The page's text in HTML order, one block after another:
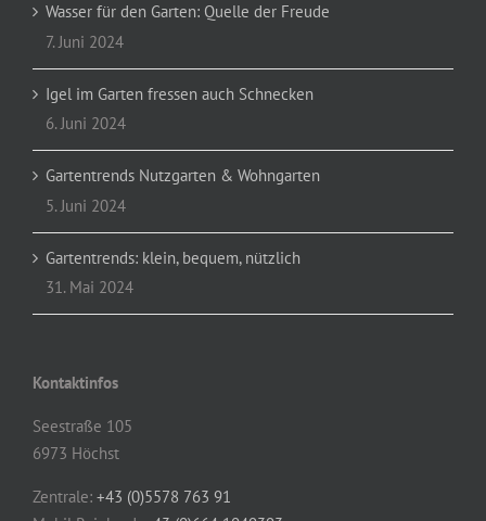
Wasser für den Garten: Quelle der Freude
7. Juni 2024
Igel im Garten fressen auch Schnecken
6. Juni 2024
Gartentrends Nutzgarten & Wohngarten
5. Juni 2024
Gartentrends: klein, bequem, nützlich
31. Mai 2024
Kontaktinfos
Seestraße 105
6973 Höchst
Zentrale: +43 (0)5578 763 91